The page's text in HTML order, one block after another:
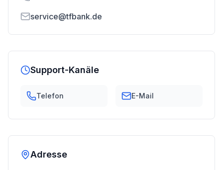
service@tfbank.de
Support-Kanäle
Telefon E-Mail
Adresse